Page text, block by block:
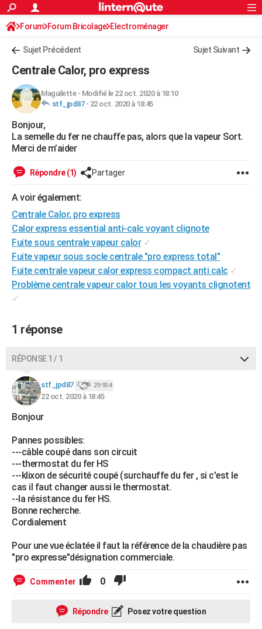
ACTUALITÉS
Politique
Société
Faits Divers
Education
Monde
Villes
+
FINANCE
Retraite
Impôts
Epargne
Immobilier
Risques naturels par ville
Banque
Assurance
Crédit
AUTO
Essais
Réserver un essai
Citadines
Berlines
SUV
Forum auto
+HIGH-TECH
Mobiles
Meilleur smartphone
Internet
Ordinateurs
Jeux vidéo
Guide high-tech
+
Forum
Aménagement intérieur
Extérieur
Cuisine
Salle de bains
Jardinage
Rangement
WEEK-END
Guides de France
Escapades
Patrimoine
Expositions
Musées
Week-end nature
+LIFESTYLE
Art de vivre
Bien-être
Loisirs
Mode
Modes de vie
SANTE
Alimentation
Guide de la santé
Maladies
Médicaments
Sommeil
VOYAGE
Destinations
City break
Voyage nature
Voyage de noces
Forum
Climat
+PHOTO
GUIDES D'ACHAT
BONS PLANS
Dictionnaire
Biographies
Citations
Expressions
Proverbes
PROGRAMME TV
COPAINS D'AVANT
S'inscrire
Se connecter
Lycées
Collèges
Primaires
Universités
Entreprises
Service militaire
Avis de recherche
AVIS DE DÉCÈS
FORUM
Bricolage
Lifestyle
Culture
Sport
Auto
Television
Voyage
Cinema
S'inscrire
Connexion
Forum Forum Bricolage Electroménager
Sujet Précédent Sujet Suivant
Centrale Calor, pro express
Maguilette- Modifié le 22 oct. 2020 à 18:10
stf_jpd87- 22 oct. 2020 à 18:45
Bonjour,
La semelle du fer ne chauffe pas, alors que la vapeur Sort.
Merci de m’aider
Répondre (1) Partager
A voir également:
Centrale Calor, pro express
Calor express essential anti-calc voyant clignote
Fuite sous centrale vapeur calor ✓
Fuite vapeur sous socle centrale "pro express total"
Fuite centrale vapeur calor express compact anti calc ✓
Problème centrale vapeur calor tous les voyants clignotent
✓
1 réponse
RÉPONSE 1 / 1
stf_jpd87 29 934
22 oct. 2020 à 18:45
Bonjour
Pannes possibles:
---câble coupé dans son circuit
---thermostat du fer HS
---klixon de sécurité coupé (surchauffe du fer , si c'est le
cas il faut changer aussi le thermostat.
--la résistance du fer HS.
Bonne recherche.
Cordialement
Pour une vue éclatée il faut la référence de la chaudière pas
"pro expresse"désignation commerciale.
Commenter 0
Répondre Posez votre question